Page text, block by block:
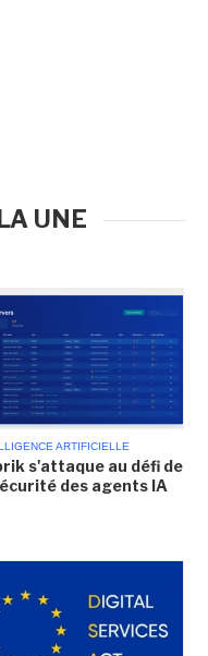
UNE
ARTIFICIELLE
s'attaque au défi de
des agents IA